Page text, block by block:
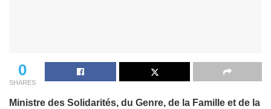
0
SHARES
Ministre des Solidarités, du Genre, de la Famille et de la